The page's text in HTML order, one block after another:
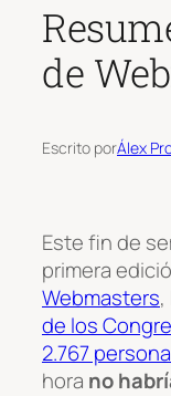
de
Escrito porÁlex
Este fin de
primera
Webmasters
de los
2.767
hora no